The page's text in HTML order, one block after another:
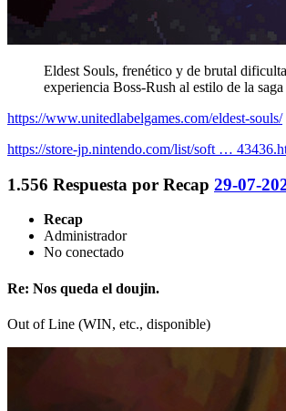
Eldest Souls, frenético y de brutal
experiencia Boss-Rush al estilo de la saga
https://www.unitedlabelgames.com/eldest-souls/
https://store-jp.nintendo.com/list/soft …
1.556 Respuesta por Recap 29-07-
Recap
Administrador
No conectado
Re: Nos queda el doujin.
Out of Line (WIN, etc., disponible)